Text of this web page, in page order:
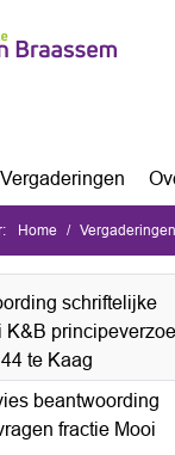
Vergaderingen
Home Vergaderingen
schriftelijke
K&B
te Kaag
beantwoording
fractie Mooi